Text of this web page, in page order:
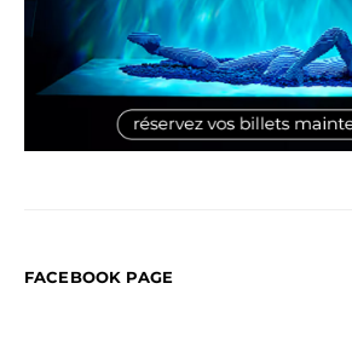
FACEBOOK PAGE